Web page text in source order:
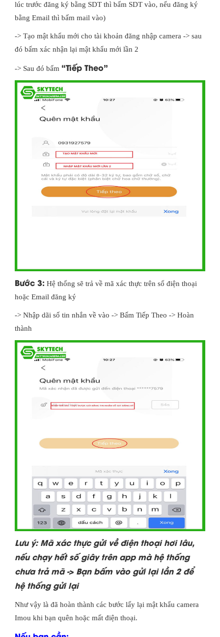
lúc trước đăng ký bằng SDT thì bấm SDT vào, nếu đăng ký
bằng Email thì bấm mail vào)
-> Tạo mật khẩu mới cho tài khoản đăng nhập camera -> sau
đó bấm xác nhận lại mật khẩu mới lần 2
-> Sau đó bấm “Tiếp Theo”
Bước 3: Hệ thống sẽ trả về mã xác thực trên số điện thoại
hoặc Email đăng ký
-> Nhập dãi số tin nhắn về vào -> Bấm Tiếp Theo -> Hoàn
thành
Lưu ý: Mã xác thực gửi về điện thoại hơi lâu,
nếu chạy hết số giây trên app mà hệ thống
chưa trả mã -> Bạn bấm vào gửi lại lần 2 để
hệ thống gửi lại
Như vậy là đã hoàn thành các bước lấy lại mật khẩu camera
Imou khi bạn quên hoặc mất điện thoại.